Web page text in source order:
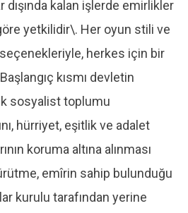
dışında kalan işlerde emirlikler
yetkilidir\. Her oyun stili ve
herkes için bir
kısmı devletin
sosyalist toplumu
hürriyet, eşitlik ve adalet
koruma altına alınması
emîrin sahip bulunduğu
kurulu tarafından yerine